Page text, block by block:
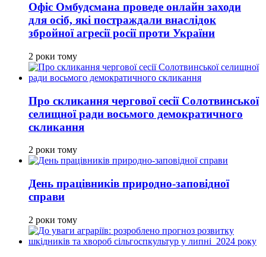
Офіс Омбудсмана проведе онлайн заходи
для осіб, які постраждали внаслідок
збройної агресії росії проти України
2 роки тому
Про скликання чергової сесії Солотвинської
селищної ради восьмого демократичного
скликання
2 роки тому
День працівників природно-заповідної
справи
2 роки тому